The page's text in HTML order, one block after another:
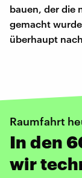
bauen, der die
gemacht
überhaupt
Raumfahrt
In den
wir